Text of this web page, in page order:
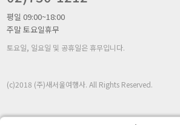
평일 09:00~18:00
주말 토요일휴무
토요일, 일요일 및 공휴일은 휴무입니다.
(c)2018 (주)새서울여행사. All Rights Reserved.